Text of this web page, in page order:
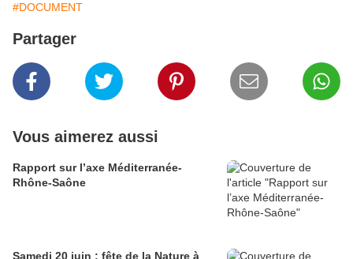
#DOCUMENT
Partager
Vous aimerez aussi
Rapport sur l’axe Méditerranée-
Rhône-Saône
Samedi 20 juin : fête de la Nature à